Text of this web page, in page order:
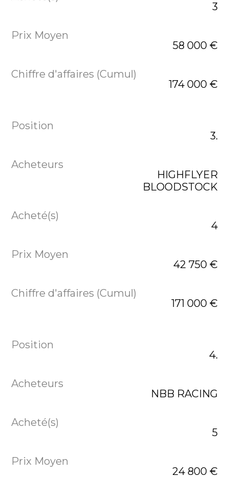
3
58 000 €
174 000 €
3.
HIGHFLYER
BLOODSTOCK
4
42 750 €
171 000 €
4.
NBB RACING
5
24 800 €